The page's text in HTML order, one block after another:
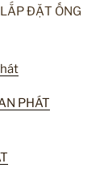
ĐẶT ỐNG
PHÁT